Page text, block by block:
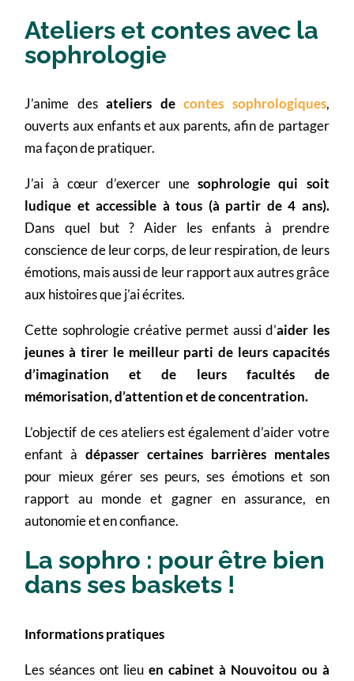
Ateliers et contes avec la
sophrologie
J’anime desateliers decontes sophrologiques,
ouverts aux enfants et aux parents, afin de partager
ma façon de pratiquer.
J’ai à cœur d’exercer unesophrologie qui soit
ludique et accessible à tous (à partir de 4 ans).
Dans quel but ? Aider les enfants à prendre
conscience de leur corps, de leur respiration, de leurs
émotions, mais aussi de leur rapport aux autres grâce
aux histoires que j’ai écrites.
Cette sophrologie créative permet aussi d’aider les
jeunes à tirer le meilleur parti de leurs capacités
d’imagination et de leurs facultés de
mémorisation, d’attention et de concentration.
L’objectif de ces ateliers est également d’aider votre
enfant àdépasser certaines barrières mentales
pour mieux gérer ses peurs, ses émotions et son
rapport au monde et gagner en assurance, en
autonomie et en confiance.
La sophro : pour être bien
dans ses baskets !
Informations pratiques
Les séances ont lieuen cabinet à Nouvoitou ou à